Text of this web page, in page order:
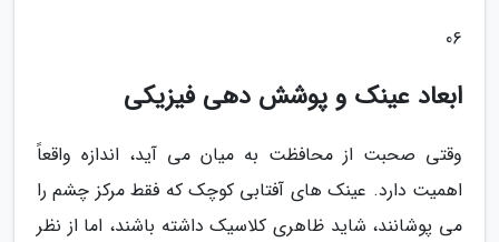
06
ابعاد عینک و پوشش دهی فیزیکی
وقتی صحبت از محافظت به میان می آید، اندازه واقعاً
اهمیت دارد. عینک های آفتابی کوچک که فقط مرکز چشم را
می پوشانند، شاید ظاهری کلاسیک داشته باشند، اما از نظر